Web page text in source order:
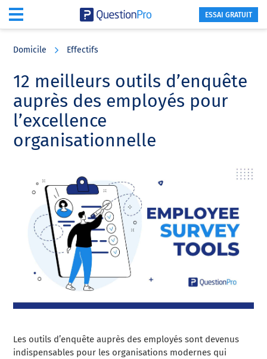
content
sidebar
ESSAI GRATUIT
Domicile Effectifs
12 meilleurs outils d’enquête
auprès des employés pour
l’excellence
organisationnelle
Les outils d’enquête auprès des employés sont devenus
indispensables pour les organisations modernes qui